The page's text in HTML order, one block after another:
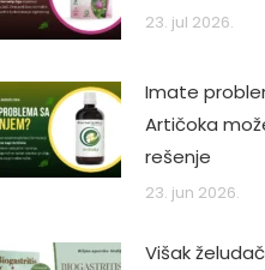
23. jul 2026.
Imate
Artičoka
rešenje
23. jun 2026.
Višak